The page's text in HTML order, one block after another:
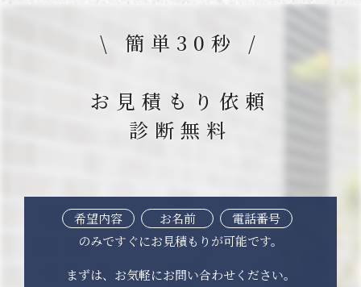
\ 簡単30秒 /
お見積もり依頼
診断無料
希望内容 お名前
電話番号
のみですぐにお見積もりが可能です。
まずは、お気軽にお問い合わせください。